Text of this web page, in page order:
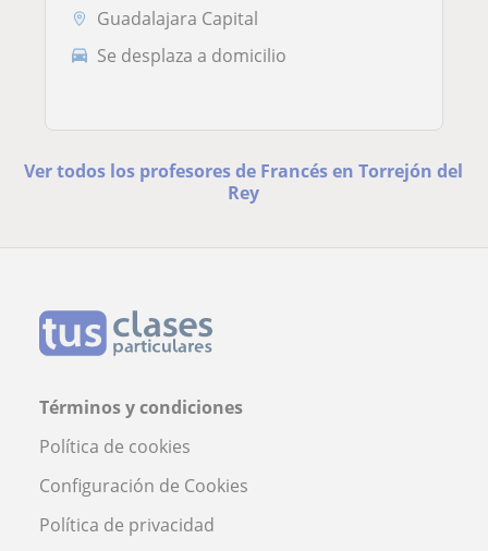
Guadalajara Capital
Se desplaza a domicilio
Ver todos los profesores de Francés en Torrejón del
Rey
Términos y condiciones
Política de cookies
Configuración de Cookies
Política de privacidad